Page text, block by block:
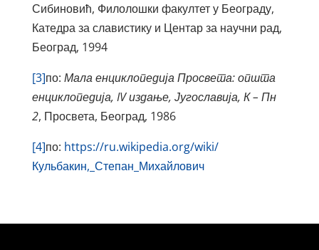
Сибиновић, Филолошки факултет у Београду,
Катедра за славистику и Центар за научни рад,
Београд, 1994
[3]по: Мала енциклопедија Просвета: општа
енциклопедија, IVиздање, Југославија, К – Пн
2, Просвета, Београд, 1986
[4]по: https://ru.wikipedia.org/wiki/
Кульбакин,_Степан_Михайлович